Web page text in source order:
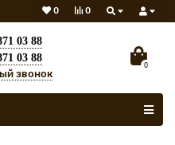
0
0
03 88
03 88
звонок
0